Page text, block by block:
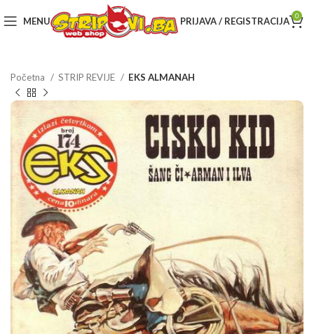
MENU PRIJAVA / REGISTRACIJA 0
Početna STRIP REVIJE EKS ALMANAH